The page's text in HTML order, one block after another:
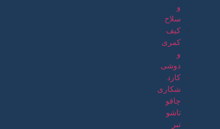
و
سلاح
کیف
کمری
و
دوشی
کارد
شکاری
چاقو
تاشو
تبر